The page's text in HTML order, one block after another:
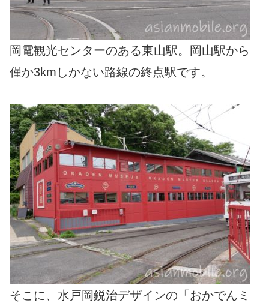
岡電観光センターのある東山駅。岡山駅から
僅か3kmしかない路線の終点駅です。
そこに、水戸岡鋭治デザインの「おかでんミ